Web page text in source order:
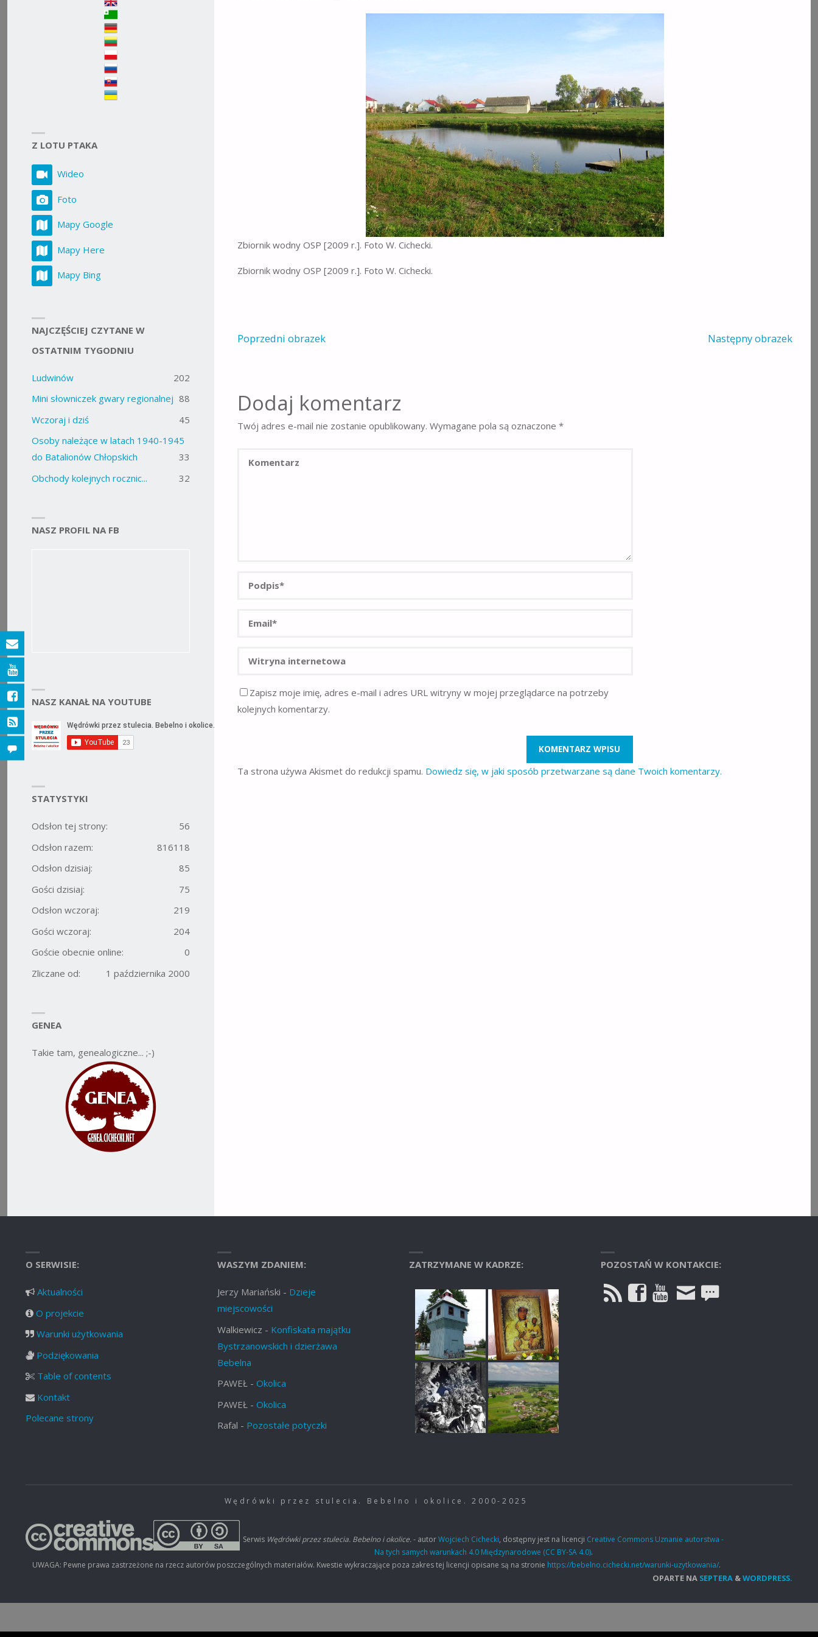
Zbiornik wodny OSP [2009 r.]. Foto W. Cichecki.
Zbiornik wodny OSP [2009 r.]. Foto W. Cichecki.
Poprzedni obrazek Następny obrazek
Dodaj komentarz
Twój adres e-mail nie zostanie opublikowany. Wymagane pola są oznaczone *
Zapisz moje imię, adres e-mail i adres URL witryny w mojej przeglądarce na potrzeby
kolejnych komentarzy.
Ta strona używa Akismet do redukcji spamu. Dowiedz się, w jaki sposób przetwarzane są dane Twoich komentarzy.
Z LOTU PTAKA
Wideo
Foto
Mapy Google
Mapy Here
Mapy Bing
NAJCZĘŚCIEJ CZYTANE W
OSTATNIM TYGODNIU
Ludwinów
202
Mini słowniczek gwary regionalnej 88
Wczoraj i dziś
45
Osoby należące w latach 1940-1945
do Batalionów Chłopskich
33
Obchody kolejnych rocznic...
32
NASZ PROFIL NA FB
NASZ KANAŁ NA YOUTUBE
STATYSTYKI
56
Odsłon tej strony:
816118
Odsłon razem:
85
Odsłon dzisiaj:
75
Gości dzisiaj:
219
Odsłon wczoraj:
204
Gości wczoraj:
0
Goście obecnie online:
1 października 2000
Zliczane od:
GENEA
Takie tam, genealogiczne... ;-)
O SERWISIE:
Aktualności
O projekcie
Warunki użytkowania
Podziękowania
Table of contents
Kontakt
Polecane strony
WASZYM ZDANIEM:
Jerzy Mariański - Dzieje
miejscowości
Walkiewicz - Konfiskata majątku
Bystrzanowskich i dzierżawa
Bebelna
PAWEŁ - Okolica
PAWEŁ - Okolica
Rafal - Pozostałe potyczki
ZATRZYMANE W KADRZE: POZOSTAŃ W KONTAKCIE:
Wędrówki przez stulecia. Bebelno i okolice. 2000-2025
Serwis Wędrówki przez stulecia. Bebelno i okolice.- autorWojciech Cichecki, dostępny jest na licencji Creative Commons Uznanie autorstwa -
Na tych samych warunkach 4.0 Międzynarodowe (CC BY-SA 4.0).
UWAGA: Pewne prawa zastrzeżone na rzecz autorów poszczególnych materiałów. Kwestie wykraczające poza zakres tej licencji opisane są na stronie https://bebelno.cichecki.net/warunki-uzytkowania/.
OPARTE NA SEPTERA &WORDPRESS.